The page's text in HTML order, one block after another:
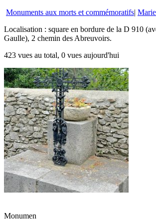
Monuments aux morts et commémoratifs|
Localisation : square en bordure de la D 910
Gaulle), 2 chemin des Abreuvoirs.
423 vues au total, 0 vues aujourd'hui
Monumen